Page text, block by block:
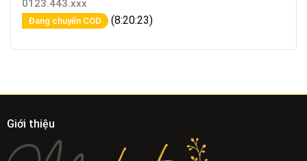
0123.443.xxx
Đang chuyển COD (8:20:23)
Giới thiệu